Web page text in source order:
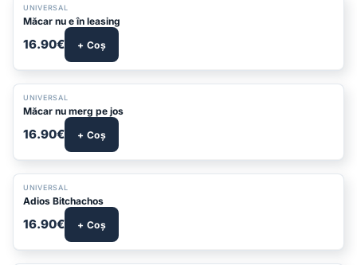
BESTSELLER
UNIVERSAL
Măcar nu e în leasing
16.90€ + Coș
UNIVERSAL
Măcar nu merg pe jos
16.90€ + Coș
UNIVERSAL
Adios Bitchachos
16.90€ + Coș